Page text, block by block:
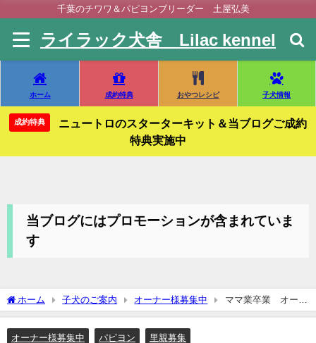
千葉のチワワ＆パピヨンブリーダー 土屋弘美
ライラック犬舎 Lilac kennel
ホーム 成約特典 おやつレシピ 子犬情報
成約特典
ニュートロのスターターキット＆当ブログご成約
特典実施中
当ブログにはプロモーションが含まれていま
す
ホーム 子犬のご案内 オーナー様募集中
ママ業卒業 オーナ
ー様募集 大きめのパピヨン 紅葉
オーナー様募集中 パピヨン 里親募集